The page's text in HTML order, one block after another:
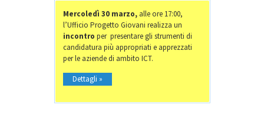
Mercoledì 30 marzo,alle ore 17:00,
l’Ufficio Progetto Giovani realizza un
incontro per presentare gli strumenti di
candidatura più appropriati e apprezzati
per le aziende di ambito ICT.
Dettagli »